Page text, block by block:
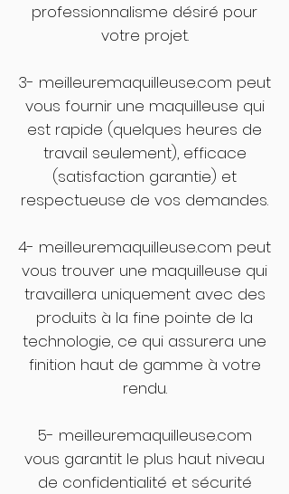
professionnalisme désiré pour
votre projet.
3- meilleuremaquilleuse.com peut
vous fournir une maquilleuse qui
est rapide (quelques heures de
travail seulement), efficace
(satisfaction garantie) et
respectueuse de vos demandes.
4- meilleuremaquilleuse.com peut
vous trouver une maquilleuse qui
travaillera uniquement avec des
produits à la fine pointe de la
technologie, ce qui assurera une
finition haut de gamme à votre
rendu.
5- meilleuremaquilleuse.com
vous garantit le plus haut niveau
de confidentialité et sécurité